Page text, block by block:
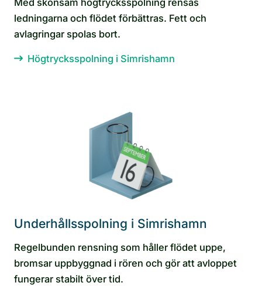
ledningarna och flödet förbättras. Fett och
avlagringar spolas bort.
Högtrycksspolning i Simrishamn
Underhållsspolning i Simrishamn
Regelbunden rensning som håller flödet uppe,
bromsar uppbyggnad i rören och gör att avloppet
fungerar stabilt över tid.